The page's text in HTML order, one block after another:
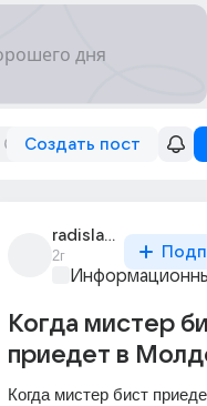
Создать пост
radislav_miiagi
2г
Когда мистер
приедет в
Когда мистер бист